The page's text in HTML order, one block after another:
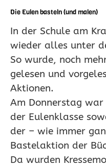
Die Eulen basteln (und malen)
In der Schule am
wieder alles unter
So wurde, noch
gelesen und
Aktionen.
Am Donnerstag
der Eulenklasse
der – wie immer
Bastelaktion der
Da wurden